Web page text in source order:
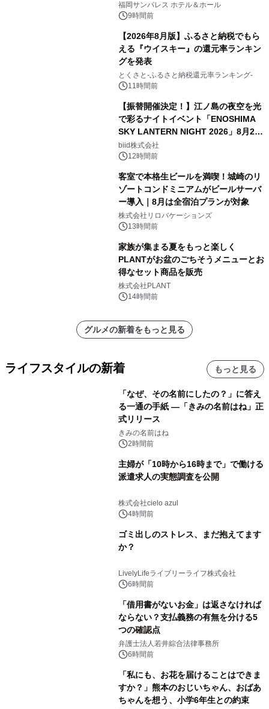
福岡サンパレス ホテル＆ホール
9時間前
【2026年8月版】ふるさと納税でもら
える『ウイスキー』の還元率ランキン
グを発表
とくさと-ふるさと納税還元率ランキング-
11時間前
【振替開催決定！】江ノ島の夜空を光
で彩るナイトイベント「ENOSHIMA
SKY LANTERN NIGHT 2026」8月22
日(土)振替開催＆受付スタート！
biid株式会社
12時間前
客室で本格生ビールを満喫！城崎のリ
ゾートコンドミニアムがビールサーバ
ー導入｜8月は全宿泊プランが対象
株式会社リロバケーションズ
13時間前
家族が集まる夏をもっと楽しく
PLANTがお盆のごちそうメニューとお
得なセット商品を販売
株式会社PLANT
14時間前
グルメの新着をもっと見る
ライフスタイルの新着 もっと見る
「なぜ、その名前にしたの？」に答え
る一通の手紙 ―「きみの名前はね」正
式リリース
きみの名前はね
2時間前
主婦が「10時から16時まで」で働ける
派遣求人の実態調査を公開
株式会社cielo azul
4時間前
ゴミ出しのストレス、まだ抱えてます
か？
LivelyLifeライブリーライフ株式会社
6時間前
「借用書がないお金」は返さなければ
ならない？支払義務の有無を分ける5
つの確認点
弁護士法人若井綜合法律事務所
6時間前
「私にも、お花を届けることはできま
すか？」熊本のおじいちゃん、おばあ
ちゃんを想う、小学6年生との約束